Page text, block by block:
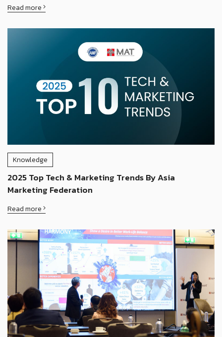
Read more
Knowledge
2025 Top Tech & Marketing Trends By Asia
Marketing Federation
Read more